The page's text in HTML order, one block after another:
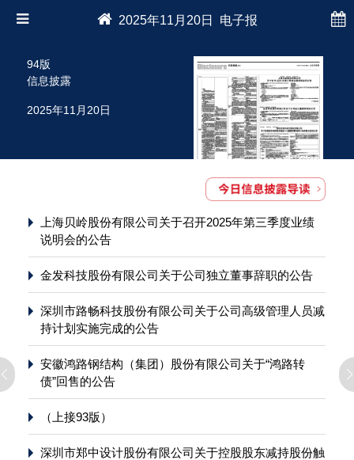
2025年11月20日 电子报
94版
信息披露
2025年11月20日
上海贝岭股份有限公司关于召开2025年第三季度业绩
说明会的公告
金发科技股份有限公司关于公司独立董事辞职的公告
深圳市路畅科技股份有限公司关于公司高级管理人员减
持计划实施完成的公告
安徽鸿路钢结构（集团）股份有限公司关于“鸿路转
债”回售的公告
（上接93版）
深圳市郑中设计股份有限公司关于控股股东减持股份触